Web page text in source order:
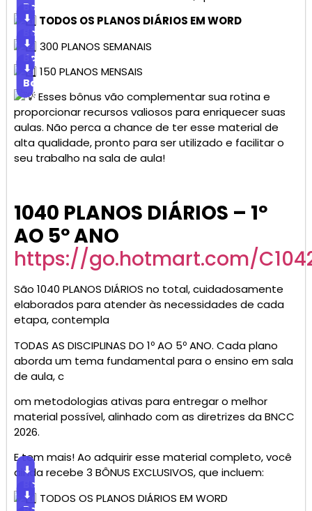
Baixar
TODOS OS PLANOS DIÁRIOS EM WORD
⬇
Baixar
300 PLANOS SEMANAIS
⬇
Baixar
150 PLANOS MENSAIS
⬇
Baixar
Esses bônus vão complementar sua rotina e
proporcionar recursos valiosos para enriquecer suas
aulas. Não perca a chance de ter esse material de
alta qualidade, pronto para ser utilizado e facilitar o
seu trabalho na sala de aula!
1040 PLANOS DIÁRIOS – 1º
AO 5º ANO
https://go.hotmart.com/
São 1040 PLANOS DIÁRIOS no total, cuidadosamente
elaborados para atender às necessidades de cada
etapa, contempla
TODAS AS DISCIPLINAS DO 1º AO 5º ANO. Cada plano
aborda um tema fundamental para o ensino em sala
de aula, c
om metodologias ativas para entregar o melhor
material possível, alinhado com as diretrizes da BNCC
2026.
E tem mais! Ao adquirir esse material completo, você
ainda recebe 3 BÔNUS EXCLUSIVOS, que incluem:
⬇
Baixar
TODOS OS PLANOS DIÁRIOS EM WORD
⬇